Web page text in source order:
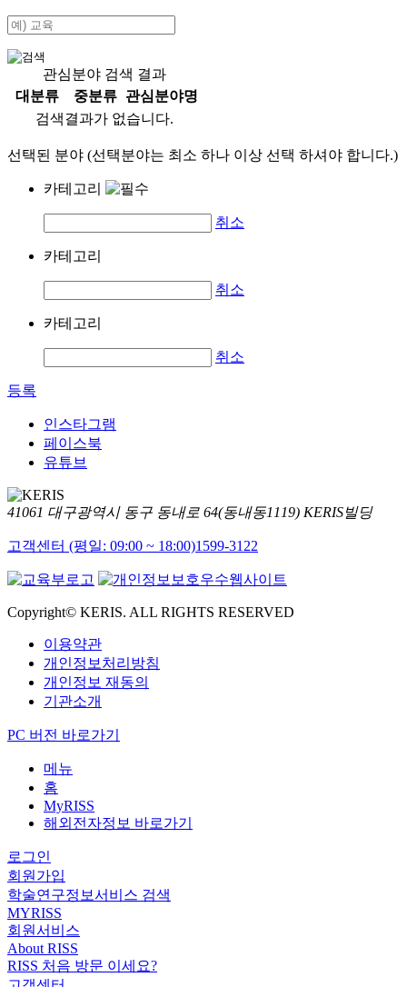
관심분야 검색 결과
대분류
중분류
관심분야명
검색결과가 없습니다.
선택된 분야 (선택분야는 최소 하나 이상 선택 하셔야 합니다.)
카테고리
취소
카테고리
취소
카테고리
취소
등록
인스타그램
페이스북
유튜브
41061 대구광역시 동구 동내로 64(동내동1119) KERIS빌딩
고객센터 (평일: 09:00 ~ 18:00)1599-3122
Copyright© KERIS. ALL RIGHTS RESERVED
이용약관
개인정보처리방침
개인정보 재동의
기관소개
PC 버전 바로가기
메뉴
홈
MyRISS
해외전자정보 바로가기
로그인
회원가입
학술연구정보서비스 검색
MYRISS
회원서비스
About RISS
RISS 처음 방문 이세요?